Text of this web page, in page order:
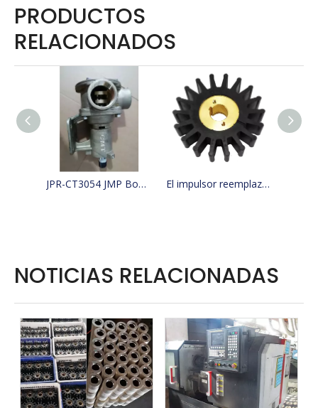
PRODUCTOS
RELACIONADOS
JPR-CT3054 JMP Bomba de agua de mar para barco de refrigeración reemplaza 4255411, 425-5411, Jabsco 29630-1301S, W100000 El impulsor reemplaza a JMP 9500-01/JABSCO 15780-0000/JOHNSON 15299-1000
NOTICIAS RELACIONADAS